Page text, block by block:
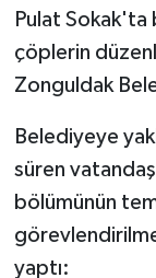
Pulat Sokak'ta
çöplerin
Zonguldak
Belediyeye
süren
bölümünün
yaptı: